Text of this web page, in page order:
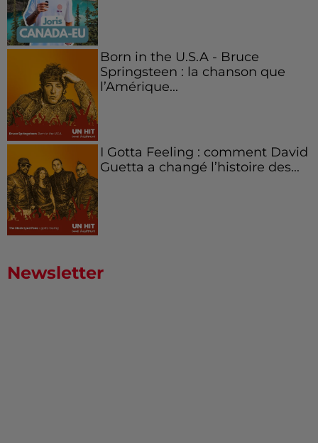
Born in the U.S.A - Bruce
Springsteen : la chanson que
l’Amérique...
I Gotta Feeling : comment David
Guetta a changé l’histoire des...
Newsletter